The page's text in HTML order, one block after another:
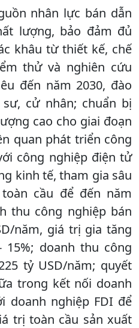
nhân lực bán dẫn
lượng, bảo đảm đủ
khâu từ thiết kế, chế
thử và nghiên cứu
đến năm 2030, đào
cử nhân; chuẩn bị
cao cho giai đoạn
quan phát triển công
công nghiệp điện tử
kinh tế, tham gia sâu
cầu để đến năm
thu công nghiệp bán
năm, giá trị gia tăng
doanh thu công
tỷ USD/năm; quyết
trong kết nối doanh
doanh nghiệp FDI để
trị toàn cầu sản xuất